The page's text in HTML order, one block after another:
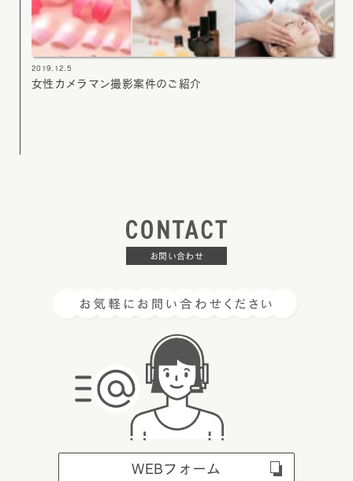
2019.12.5
女性カメラマン撮影案件のご紹介
お問い合わせ
WEBフォーム